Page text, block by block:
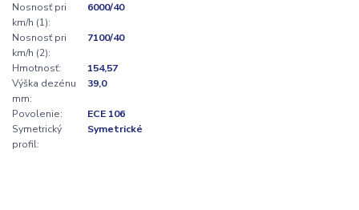
Nosnosť pri
km/h (1):
6000/40
Nosnosť pri
km/h (2):
7100/40
Hmotnosť:
154,57
Výška dezénu
mm:
39,0
Povolenie:
ECE 106
Symetrický
profil:
Symetrické